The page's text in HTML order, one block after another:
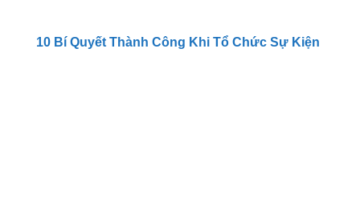
10 Bí Quyết Thành Công Khi Tổ Chức Sự Kiện